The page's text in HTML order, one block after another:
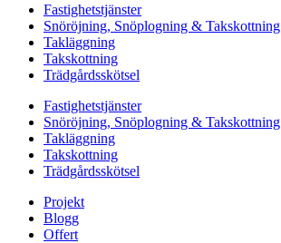
Fastighetstjänster
Snöröjning, Snöplogning & Takskottning
Takläggning
Takskottning
Trädgårdsskötsel
Fastighetstjänster
Snöröjning, Snöplogning & Takskottning
Takläggning
Takskottning
Trädgårdsskötsel
Projekt
Blogg
Offert